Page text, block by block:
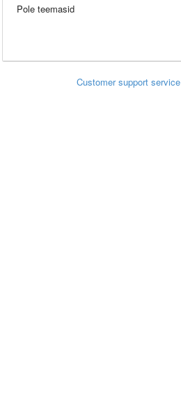
Pole teemasid
Customer support service